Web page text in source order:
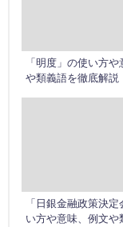
「明度」の使い方や
や類義語を徹底解説
「日銀金融政策決定
い方や意味、例文や